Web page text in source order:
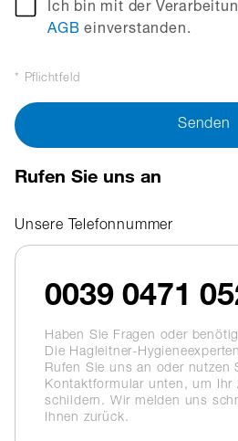
Ich bin mit der
AGB einverstanden.
* Pflichtfeld
Senden
Rufen Sie uns an
Unsere Telefonnummer
0039 0471
Haben Sie Fragen oder
Die Hagleitner-
Rufen Sie uns an oder nutzen
Kontaktformular unten, um Ihr
schildern. Wir melden uns
Ihnen zurück.